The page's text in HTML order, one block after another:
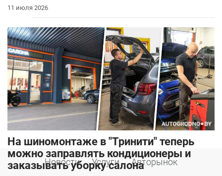
11 июля 2026
На шиномонтаже в "Тринити" теперь
можно заправлять кондиционеры и
заказывать уборку салона
Новости Услуги Авторынок